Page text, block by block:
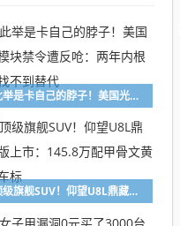
此举是卡自己的脖子！美国光模块禁令遭反呛：两年内根本找不到替代
顶级旗舰SUV！仰望U8L鼎藏版上市：145.8万配甲骨文黄金车标